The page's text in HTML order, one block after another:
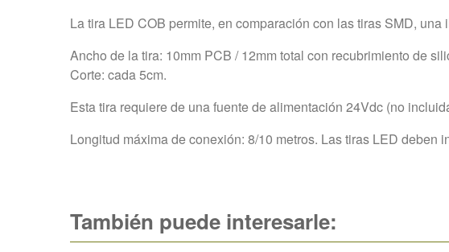
La tira LED COB permite, en comparación con las tiras SMD,
Ancho de la tira: 10mm PCB / 12mm total con recubrimiento de
Corte: cada 5cm.
Esta tira requiere de una fuente de alimentación 24Vdc (no
Longitud máxima de conexión: 8/10 metros. Las tiras LED
También puede interesarle: